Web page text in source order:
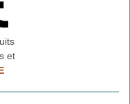
et